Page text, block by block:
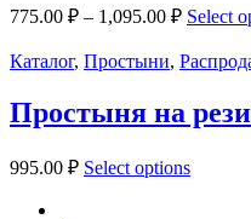
775.00 ₽ – 1,095.00 ₽ Select
Каталог, Простыни,
Простыня на
995.00 ₽ Select options